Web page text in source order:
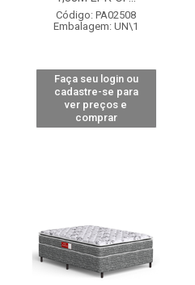
Código: PA02508
Embalagem: UN\1
Faça seu login ou
cadastre-se para
ver preços e
comprar